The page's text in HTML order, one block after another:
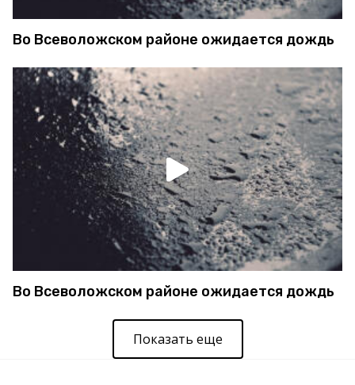
Во Всеволожском районе ожидается дождь
Во Всеволожском районе ожидается дождь
Показать еще